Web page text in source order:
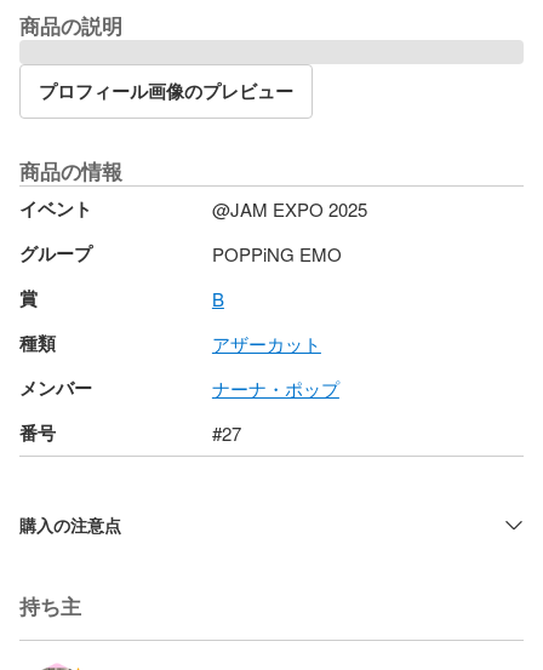
商品の説明
プロフィール画像のプレビュー
商品の情報
イベント @JAM EXPO 2025
グループ POPPiNG EMO
賞 B
種類 アザーカット
メンバー ナーナ・ポップ
番号 #27
購入の注意点
持ち主